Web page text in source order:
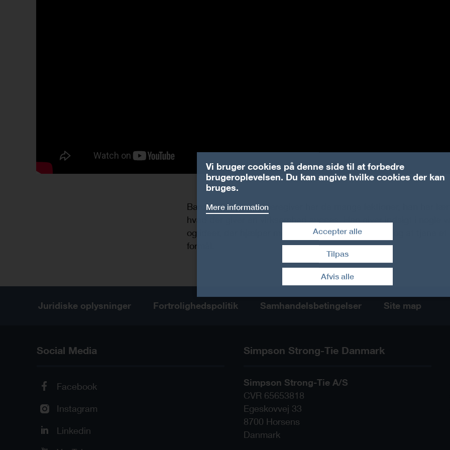
Barclay Simpson videregiver her de mange lektioner, han har lært
hvad der giver en virksomhed succes. Han giver indsigt i nogle
og ideer, der hjælper med at gøre arbejdet sjovere og at tjene et
formål.
Juridiske oplysninger Fortrolighedspolitik Samhandelsbetingelser Site map
Simpson Strong-Tie Danmark
Simpson Strong-Tie A/S
CVR 65653818
Egeskovvej 33
8700 Horsens
Danmark
Social Media
Facebook
Instagram
Linkedin
Vi bruger cookies på denne side til at forbedre
brugeroplevelsen. Du kan angive hvilke cookies der kan
bruges.
Mere information
Afvis alle
Accepter alle
Træk samtykke tilbage
Tilpas